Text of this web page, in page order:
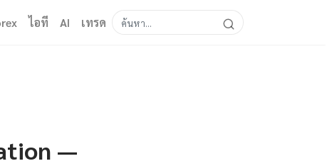
ไอที AI เทรด
—